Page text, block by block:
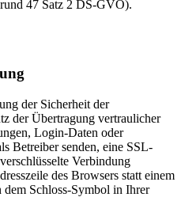
47 Satz 2 DS-GVO).
der Sicherheit der
der Übertragung vertraulicher
Login-Daten oder
Betreiber senden, eine SSL-
Verbindung
des Browsers statt einem
Schloss-Symbol in Ihrer